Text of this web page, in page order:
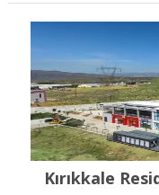
Kırıkkale